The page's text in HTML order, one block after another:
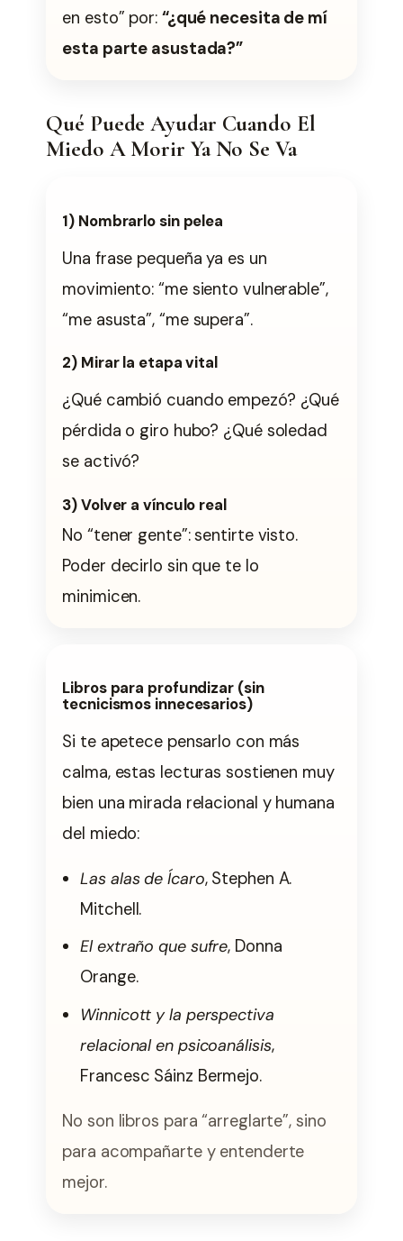
en esto” por: “¿qué necesita de mí
esta parte asustada?”
Qué Puede Ayudar Cuando El
Miedo A Morir Ya No Se Va
1) Nombrarlo sin pelea
Una frase pequeña ya es un
movimiento: “me siento vulnerable”,
“me asusta”, “me supera”.
2) Mirar la etapa vital
¿Qué cambió cuando empezó? ¿Qué
pérdida o giro hubo? ¿Qué soledad
se activó?
3) Volver a vínculo real
No “tener gente”: sentirte visto.
Poder decirlo sin que te lo
minimicen.
Libros para profundizar (sin
tecnicismos innecesarios)
Si te apetece pensarlo con más
calma, estas lecturas sostienen muy
bien una mirada relacional y humana
del miedo:
Las alas de Ícaro, Stephen A.
Mitchell.
El extraño que sufre, Donna
Orange.
Winnicott y la perspectiva
relacional en psicoanálisis,
Francesc Sáinz Bermejo.
No son libros para “arreglarte”, sino
para acompañarte y entenderte
mejor.